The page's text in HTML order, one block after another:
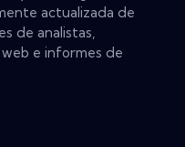
actualizada de
de analistas,
e informes de